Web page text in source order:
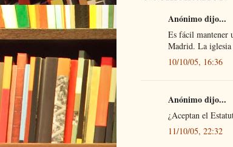
Anónimo dijo...
Es fácil mantener
Madrid. La iglesia
10/10/05, 16:36
Anónimo dijo...
¿Aceptan el
11/10/05, 22:32